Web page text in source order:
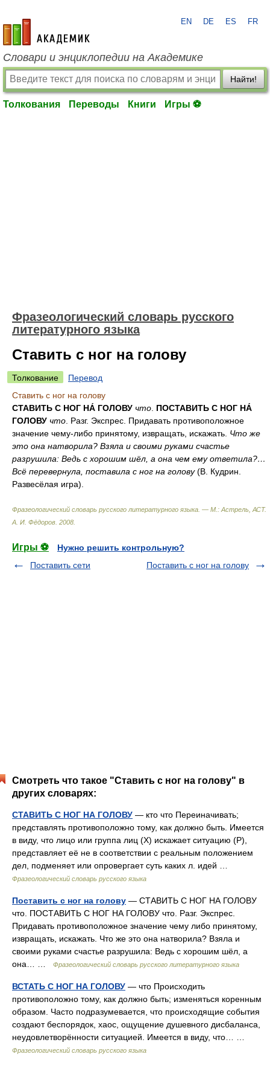
academic.ru
EN DE ES FR
Словари и энциклопедии на Академике
Найти!
Толкования Переводы Книги Игры ⚽
Фразеологический словарь русского
литературного языка
Ставить с ног на голову
Толкование
Перевод
Ставить с ног на голову
СТАВИТЬ С НОГ НА́ ГОЛОВУ что ПОСТАВИТЬ С НОГ НА́
ГОЛОВУ что . Разг. Экспрес. Придавать противоположное
значение чему-либо принятому, извращать, искажать. Что же
это она натворила? Взяла и своими руками счастье
разрушила: Ведь с хорошим шёл, а она чем ему ответила?…
Всё перевернула, поставила с ног на голову(В. Кудрин.
Развесёлая игра).
Фразеологический словарь русского литературного языка. — М.: Астрель, АСТ.
А. И. Фёдоров 2008
Игры ⚽
Нужно решить контрольную?
Поставить сети
Поставить с ног на голову
Смотреть что такое "Ставить с ног на голову" в
других словарях:
СТАВИТЬ С НОГ НА ГОЛОВУ — кто что Переиначивать;
представлять противоположно тому, как должно быть. Имеется
в виду, что лицо или группа лиц (Х) искажает ситуацию (Р),
представляет её не в соответствии с реальным положением
дел, подменяет или опровергает суть каких л. идей …
Фразеологический словарь русского языка
Поставить с ног на голову — СТАВИТЬ С НОГ НА ГОЛОВУ
что. ПОСТАВИТЬ С НОГ НА ГОЛОВУ что. Разг. Экспрес.
Придавать противоположное значение чему либо принятому,
извращать, искажать. Что же это она натворила? Взяла и
своими руками счастье разрушила: Ведь с хорошим шёл, а
она… …
Фразеологический словарь русского литературного языка
ВСТАТЬ С НОГ НА ГОЛОВУ — что Происходить
противоположно тому, как должно быть; изменяться коренным
образом. Часто подразумевается, что происходящие события
создают беспорядок, хаос, ощущение душевного дисбаланса,
неудовлетворённости ситуацией. Имеется в виду, что… …
Фразеологический словарь русского языка